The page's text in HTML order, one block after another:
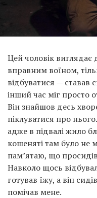
Цей чоловік
вправним воїном,
відбуватися —
інший час міг просто
Він знайшов десь
піклуватися про
адже в підвалі жило
кошеняті там було не
пам’ятаю, що
Навколо щось
готував їжу, а він
помічав мене.